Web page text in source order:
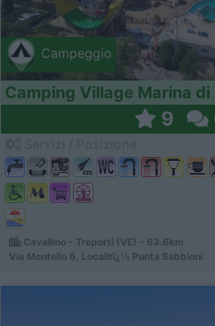
Campeggio
Camping Village Marina di
9
Cavallino - Treporti (VE) - 63.6km
Via Montello 6, Localitï¿½ Punta Sabbioni